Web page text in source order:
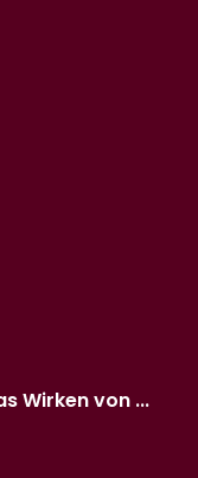
Wirken von ...